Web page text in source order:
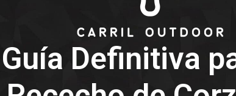
Guía Definitiva